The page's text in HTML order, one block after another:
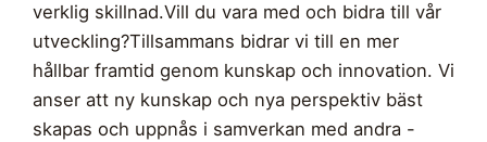
verklig skillnad.Vill du vara med och bidra till vår
utveckling?Tillsammans bidrar vi till en mer
hållbar framtid genom kunskap och innovation. Vi
anser att ny kunskap och nya perspektiv bäst
skapas och uppnås i samverkan med andra -